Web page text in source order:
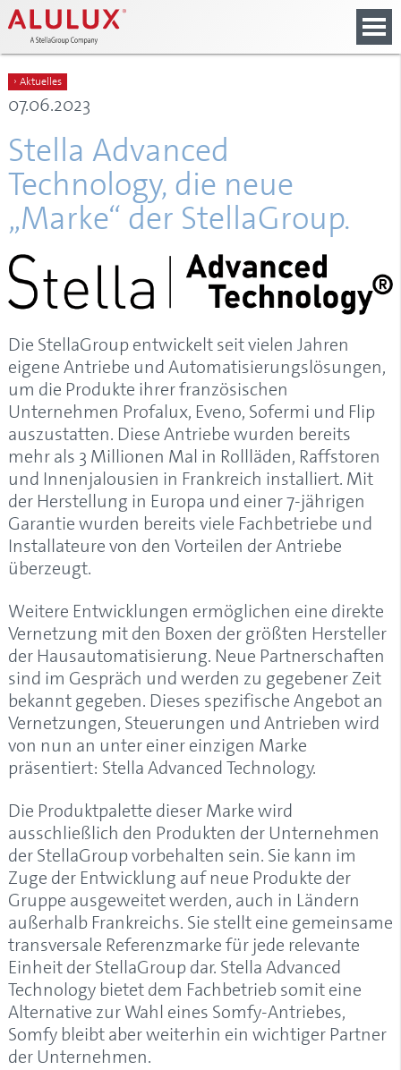
main
content
springen
springen
springen
› Aktuelles
07.06.2023
Stella Advanced
Technology, die neue
„Marke“ der StellaGroup.
Die StellaGroup entwickelt seit vielen Jahren
eigene Antriebe und Automatisierungslösungen,
um die Produkte ihrer französischen
Unternehmen Profalux, Eveno, Sofermi und Flip
auszustatten. Diese Antriebe wurden bereits
mehr als 3 Millionen Mal in Rollläden, Raffstoren
und Innenjalousien in Frankreich installiert. Mit
der Herstellung in Europa und einer 7-jährigen
Garantie wurden bereits viele Fachbetriebe und
Installateure von den Vorteilen der Antriebe
überzeugt.
Weitere Entwicklungen ermöglichen eine direkte
Vernetzung mit den Boxen der größten Hersteller
der Hausautomatisierung. Neue Partnerschaften
sind im Gespräch und werden zu gegebener Zeit
bekannt gegeben. Dieses spezifische Angebot an
Vernetzungen, Steuerungen und Antrieben wird
von nun an unter einer einzigen Marke
präsentiert: Stella Advanced Technology.
Die Produktpalette dieser Marke wird
ausschließlich den Produkten der Unternehmen
der StellaGroup vorbehalten sein. Sie kann im
Zuge der Entwicklung auf neue Produkte der
Gruppe ausgeweitet werden, auch in Ländern
außerhalb Frankreichs. Sie stellt eine gemeinsame
transversale Referenzmarke für jede relevante
Einheit der StellaGroup dar. Stella Advanced
Technologybietet dem Fachbetrieb somit eine
Alternative zur Wahl eines Somfy-Antriebes,
Somfy bleibt aber weiterhin ein wichtiger Partner
der Unternehmen.